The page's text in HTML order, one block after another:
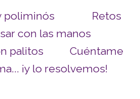
poliminós
Retos
con las manos
palitos
Cuéntame
¡y lo resolvemos!